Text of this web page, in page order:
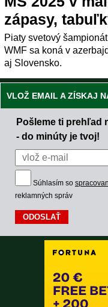
zápasy,
Piaty svetový
WMF sa koná v
aj Slovensko.
VLOŽ EMAIL A ZÍSKAJ
Pošleme ti prehľad
- do minúty je tvoj!
Súhlasím so
reklamných správ